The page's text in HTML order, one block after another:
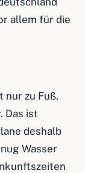
allem für die
nur zu Fuß,
Das ist
deshalb
Wasser